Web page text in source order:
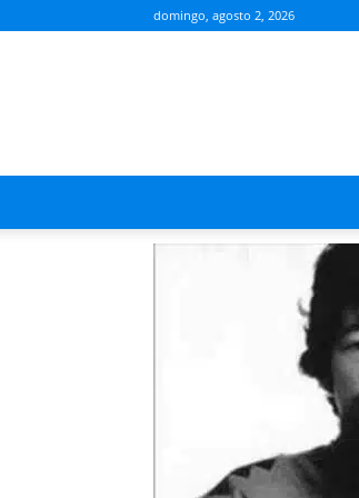
domingo, agosto 2, 2026